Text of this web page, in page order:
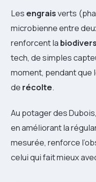
Les engraisverts
microbienne entre
renforcent la
tech, de simples
moment, pendant
de récolte.
Au potager des
en améliorant la
mesurée, renforce
celui qui fait mieux